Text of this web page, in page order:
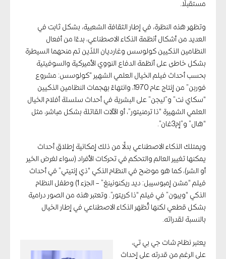
مستقبلًا.
وتظهر هذه النظرة، في إطار الثقافة الشعبية، بشكل ثابت في
العديد من أشكال أنظمة الذكاء الاصطناعي، بدءًا من أفعال
النظامين الذكيين كولوسس وغارديان اللذَين تم منحهما السيطرة
بشكل خاطئ على أنظمة الدفاع النووي الأميركية والسوفيتية
بحسب أحداث فيلم الخيال العلمي الشهير “كولوسس: مشروع
فوربن” من إنتاج عام 1970، وانتهاءً بهجمات النظامين الذكيين
“سكاي نت” و”ليجن” على البشرية في أحداث سلسلة أفلام الخيال
العلمي الشهيرة “ذا ترمنيتور”، أو الآلات القاتلة بشكل مباشر، مثل
“هال” و”إم3غان”.
ويمتلك الذكاء الاصطناعي بدلًا من ذلك إمكانية إطلاق أحداث
يمكنها تغيير العالم والتحكم في تحركات الأفراد (سواء لغرض الخير
أو الشر)، كما هو موضح في النظام الذكي “ذي إنتيتي” في أحداث
فيلم “مشن إمبوسيبل: ديد ريكنونينغ” – الجزء 1) وطفل النظام
الذكي “ويبون” في فيلم “ذا كريتور”. وتعتبر هذه من الصور درامية
بشكل قطعي لكنها تُظهر الذكاء الاصطناعي في إطار الخيال
بالنسبة لقدراته.
يعتبر نظام شات جي بي تي،
على الرغم من قدرته على إحداث